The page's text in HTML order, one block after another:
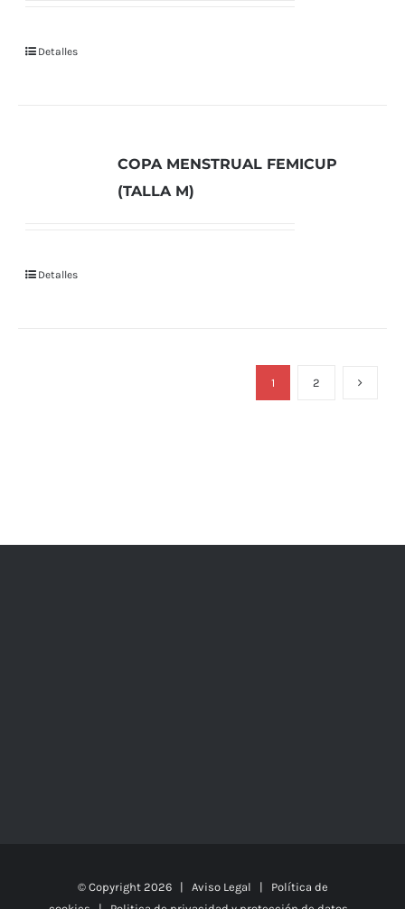
Detalles
COPA MENSTRUAL FEMICUP
(TALLA M)
Detalles
1 2
© Copyright 2026 | Aviso Legal | Política de